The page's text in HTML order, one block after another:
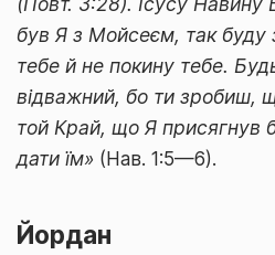
був Я з Мойсеєм, так буду
тебе й не покину тебе.
відважний, бо ти зробиш,
той Край, що Я присягнув
дати їм» (Нав. 1:5—6).
Йордан